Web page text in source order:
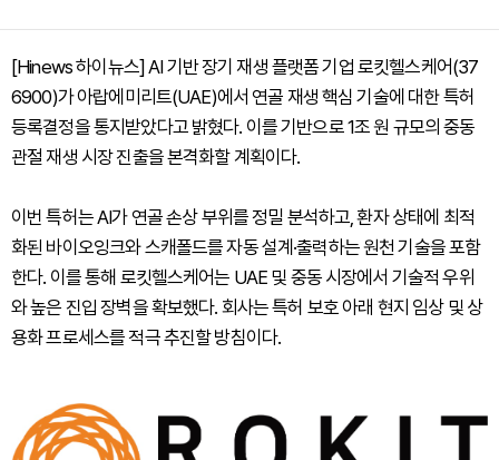
[Hinews 하이뉴스] AI 기반 장기 재생 플랫폼 기업 로킷헬스케어(37
6900)가 아랍에미리트(UAE)에서 연골 재생 핵심 기술에 대한 특허
등록결정을 통지받았다고 밝혔다. 이를 기반으로 1조 원 규모의 중동
관절 재생 시장 진출을 본격화할 계획이다.
이번 특허는 AI가 연골 손상 부위를 정밀 분석하고, 환자 상태에 최적
화된 바이오잉크와 스캐폴드를 자동 설계·출력하는 원천 기술을 포함
한다. 이를 통해 로킷헬스케어는 UAE 및 중동 시장에서 기술적 우위
와 높은 진입 장벽을 확보했다. 회사는 특허 보호 아래 현지 임상 및 상
용화 프로세스를 적극 추진할 방침이다.